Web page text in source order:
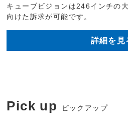
キューブビジョンは246インチの
向けた訴求が可能です。
詳細を見
Pick up ピックアップ